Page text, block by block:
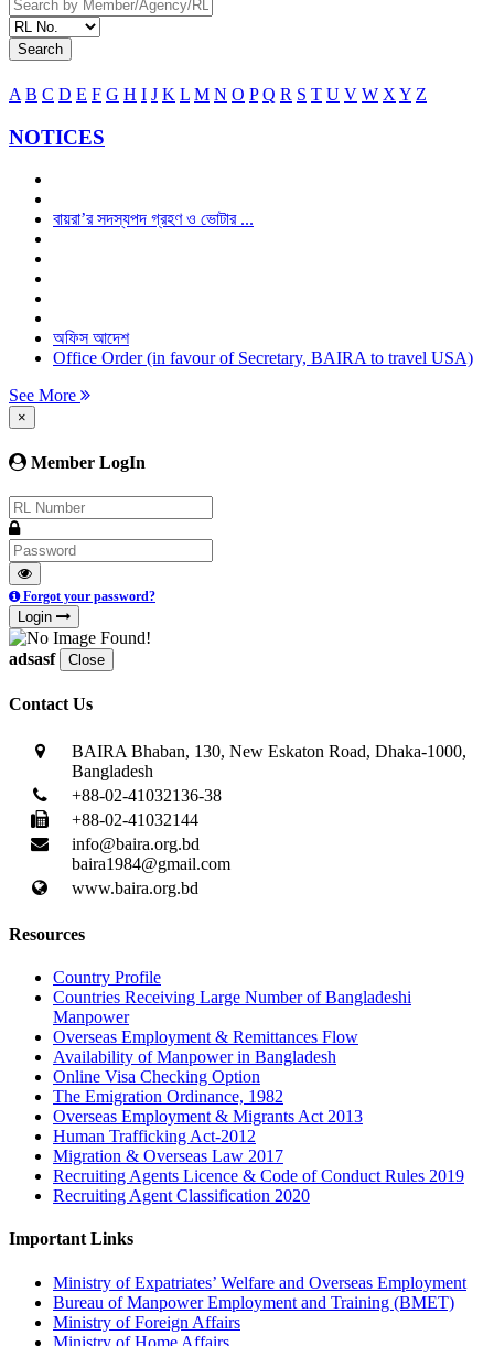
Search
A B C D E F G H I J K L M N O P Q R S T U V W X Y Z
NOTICES
বায়রা’র সদস্যপদ গ্রহণ ও ভোটার ...
অফিস আদেশ
Office Order (in favour of Secretary, BAIRA to travel USA)
See More
×
Member LogIn
Forgot your password?
Login
adsasf Close
Contact Us
BAIRA Bhaban, 130, New Eskaton Road, Dhaka-1000,
Bangladesh
+88-02-41032136-38
+88-02-41032144
info@baira.org.bd
baira1984@gmail.com
www.baira.org.bd
Resources
Country Profile
Countries Receiving Large Number of Bangladeshi
Manpower
Overseas Employment & Remittances Flow
Availability of Manpower in Bangladesh
Online Visa Checking Option
The Emigration Ordinance, 1982
Overseas Employment & Migrants Act 2013
Human Trafficking Act-2012
Migration & Overseas Law 2017
Recruiting Agents Licence & Code of Conduct Rules 2019
Recruiting Agent Classification 2020
Important Links
Ministry of Expatriates’ Welfare and Overseas Employment
Bureau of Manpower Employment and Training (BMET)
Ministry of Foreign Affairs
Ministry of Home Affairs